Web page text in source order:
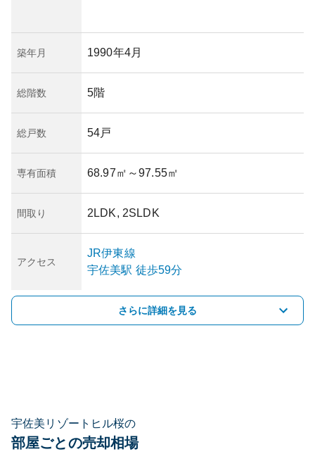
築年月 1990年4月
総階数 5階
総戸数 54戸
専有面積 68.97㎡ ～97.55㎡
間取り 2LDK, 2SLDK
アクセス
JR伊東線
宇佐美駅 徒歩59分
さらに詳細を見る
宇佐美リゾートヒル桜の
部屋ごとの売却相場